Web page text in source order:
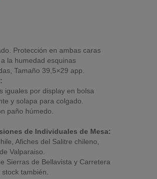
Protección en ambas caras
la humedad esquinas
Tamaño 39,5×29 app.
iguales por display en bolsa
y solapa para colgado.
paño húmedo.
de Individuales de Mesa:
Afiches del Salitre chileno,
Valparaiso.
Sierras de Bellavista y Carretera
también.